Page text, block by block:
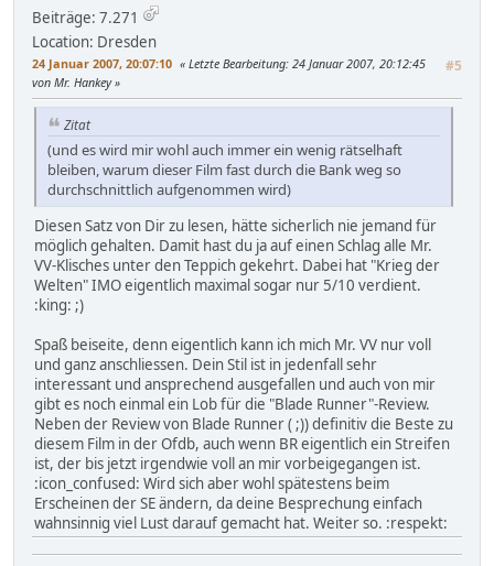
Beiträge: 7.271
Location: Dresden
24 Januar 2007, 20:07:10 #5
Letzte Bearbeitung: 24 Januar 2007, 20:12:45
von Mr. Hankey
Zitat
(und es wird mir wohl auch immer ein wenig rätselhaft
bleiben, warum dieser Film fast durch die Bank weg so
durchschnittlich aufgenommen wird)
Diesen Satz von Dir zu lesen, hätte sicherlich nie jemand für
möglich gehalten. Damit hast du ja auf einen Schlag alle Mr.
VV-Klisches unter den Teppich gekehrt. Dabei hat "Krieg der
Welten" IMO eigentlich maximal sogar nur 5/10 verdient.
:king: ;)
Spaß beiseite, denn eigentlich kann ich mich Mr. VV nur voll
und ganz anschliessen. Dein Stil ist in jedenfall sehr
interessant und ansprechend ausgefallen und auch von mir
gibt es noch einmal ein Lob für die "Blade Runner"-Review.
Neben der Review von Blade Runner ( ;)) definitiv die Beste zu
diesem Film in der Ofdb, auch wenn BR eigentlich ein Streifen
ist, der bis jetzt irgendwie voll an mir vorbeigegangen ist.
:icon_confused: Wird sich aber wohl spätestens beim
Erscheinen der SE ändern, da deine Besprechung einfach
wahnsinnig viel Lust darauf gemacht hat. Weiter so. :respekt: